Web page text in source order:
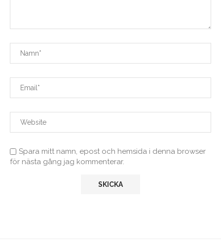
Spara mitt namn, epost och hemsida i denna browser
för nästa gång jag kommenterar.